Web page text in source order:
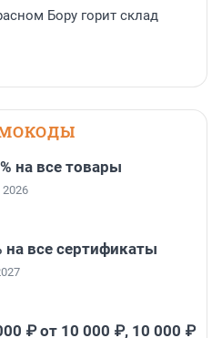
Бору горит склад
на все товары
2026
на все сертификаты
₽ от 10 000 ₽, 10 000 ₽